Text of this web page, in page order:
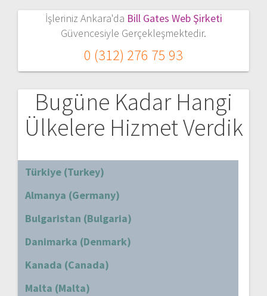
İşleriniz Ankara'da Bill Gates Web Şirketi
Güvencesiyle Gerçekleşmektedir.
0 (312) 276 75 93
Bugüne Kadar Hangi
Ülkelere Hizmet Verdik
Türkiye (Turkey)
Almanya (Germany)
Bulgaristan (Bulgaria)
Danimarka (Denmark)
Kanada (Canada)
Malta (Malta)